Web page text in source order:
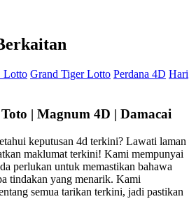
Lotto Grand Tiger Lotto Perdana 4D Hari
| Magnum 4D | Damacai
keputusan 4d terkini? Lawati laman
maklumat terkini! Kami mempunyai
perlukan untuk memastikan bahawa
tindakan yang menarik. Kami
semua tarikan terkini, jadi pastikan